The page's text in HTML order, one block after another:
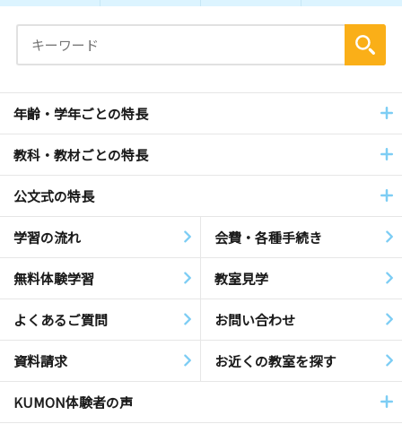
年齢・学年ごとの特長
教科・教材ごとの特長
公文式の特長
学習の流れ 会費・各種手続き
無料体験学習 教室見学
よくあるご質問 お問い合わせ
資料請求 お近くの教室を探す
KUMON体験者の声